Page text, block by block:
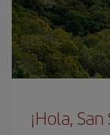
¡Hola,